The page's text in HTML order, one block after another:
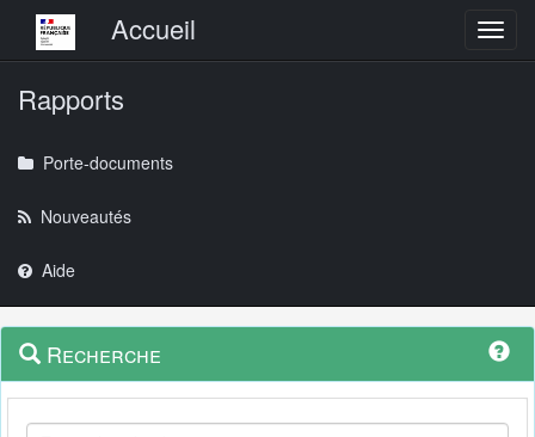
Menu principalAccueil
Rapports
Porte-documents
Nouveautés
Aide
Navigation
outils
Menu
contextuel
Recherche